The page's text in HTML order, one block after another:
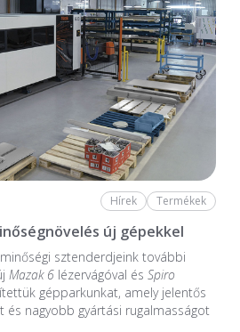
Hírek Termékek
új gépekkel
sztenderdjeink további
Mazak 6lézervágóval és Spiro
gépparkunkat, amely jelentős
és nagyobb gyártási rugalmasságot